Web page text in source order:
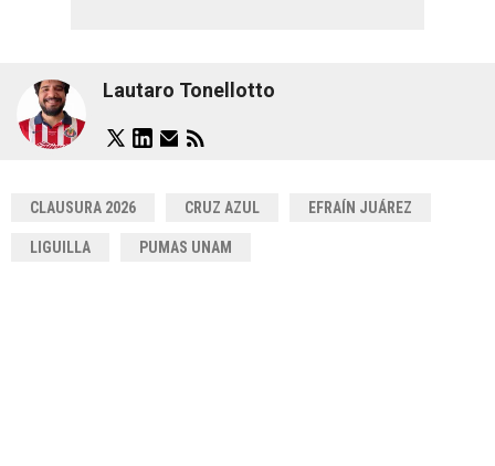
Lautaro Tonellotto
CLAUSURA 2026 CRUZ AZUL EFRAÍN JUÁREZ
LIGUILLA PUMAS UNAM